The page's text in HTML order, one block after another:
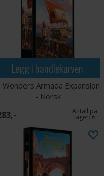
Legg i handlekurven
Wonders Armada Expansion
- Norsk
Antall på
lager:6